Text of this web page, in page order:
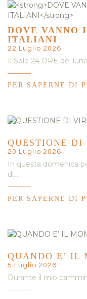
DOVE VANNO
ITALIANI
22 Luglio 2026
Il Sole 24 ORE del
PER SAPERNE DI
QUESTIONE
20 Luglio 2026
In questa domenica
di…
PER SAPERNE DI
QUANDO E’ IL
5 Luglio 2026
Durante il mio